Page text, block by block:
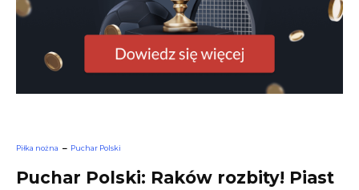
Piłka nożna Puchar Polski
Puchar Polski: Raków rozbity! Piast